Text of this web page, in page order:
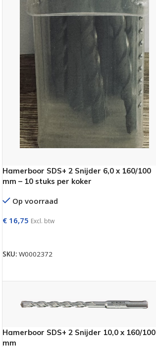
Vlonderschroeven
Hardhoutschroeven
Terrasschroeven
Kozijnschroeven
Zelfborende schroeven
Dakpanplaatschroeven
Heco Topix schroeven
Betonschroeven
Vleugelteks schroeven
Hamerboor SDS+ 2 Snijder 6,0 x 160/100
mm – 10 stuks per koker
Op voorraad
€ 16,75 Excl. btw
SKU: W0002372
Hamerboor SDS+ 2 Snijder 10,0 x 160/100
mm